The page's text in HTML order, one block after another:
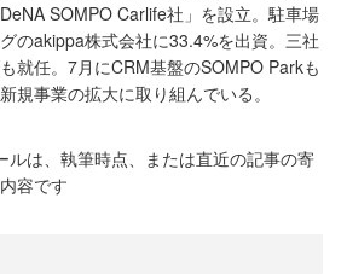
SOMPO Carlife社」を設立。駐車場
のakippa株式会社に33.4%を出資。三社
就任。7月にCRM基盤のSOMPO Parkも
規事業の拡大に取り組んでいる。
ルは、執筆時点、または直近の記事の寄
容です